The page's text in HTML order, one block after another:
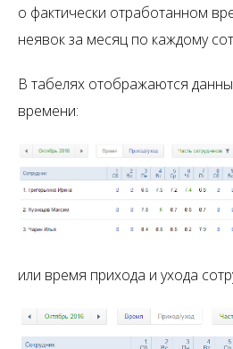
о фактически отработанном
неявок за месяц по каждому
В табелях отображаются
времени:
или время прихода и ухода